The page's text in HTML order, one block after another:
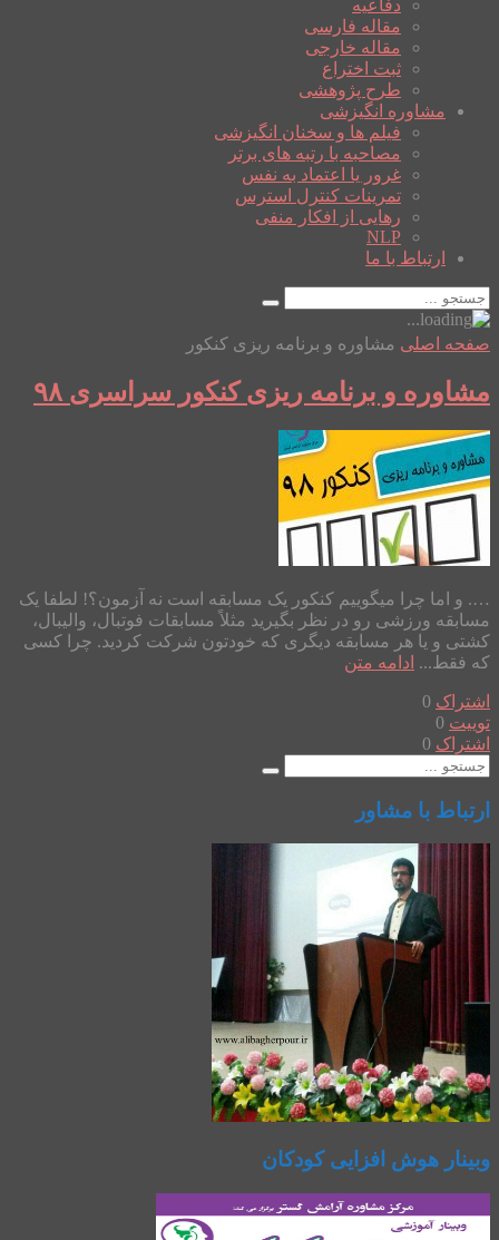
دفاعیه
مقاله فارسی
مقاله خارجی
ثبت اختراع
طرح پژوهشی
مشاوره انگیزشی
فیلم ها و سخنان انگیزشی
مصاحبه با رتبه های برتر
غرور یا اعتماد به نفس
تمرینات کنترل استرس
رهایی از افکار منفی
NLP
ارتباط با ما
صفحه اصلی مشاوره و برنامه ریزی کنکور
مشاوره و برنامه ریزی کنکور سراسری ۹۸
…. و اما چرا میگوییم کنکور یک مسابقه است نه آزمون؟! لطفا یک
مسابقه ورزشی رو در نظر بگیرید مثلاً مسابقات فوتبال، والیبال،
کشتی و یا هر مسابقه دیگری که خودتون شرکت کردید. چرا کسی
که فقط... ادامه متن
اشتراک 0
توییت 0
اشتراک 0
ارتباط با مشاور
وبینار هوش افزایی کودکان